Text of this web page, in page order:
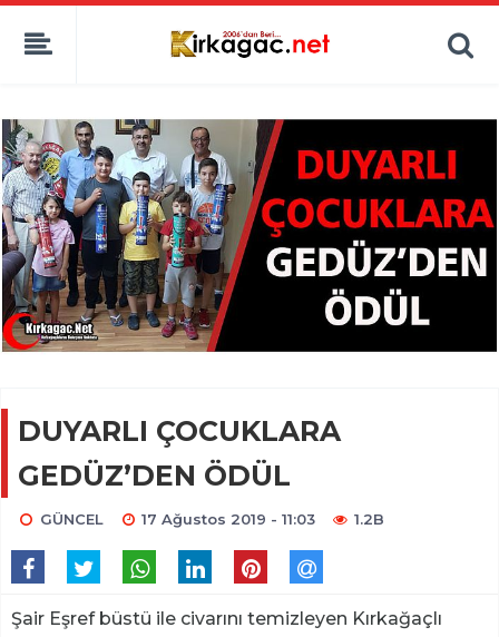
DUYARLI ÇOCUKLARA
GEDÜZ’DEN ÖDÜL
GÜNCEL 17 Ağustos 2019 - 11:03 1.2B
Şair Eşref büstü ile civarını temizleyen Kırkağaçlı